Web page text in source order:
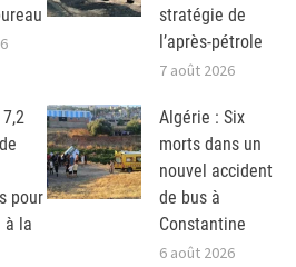
stratégie de
l’après-pétrole
7 août 2026
pour
à la
Algérie : Six
morts dans un
nouvel accident
de bus à
Constantine
6 août 2026